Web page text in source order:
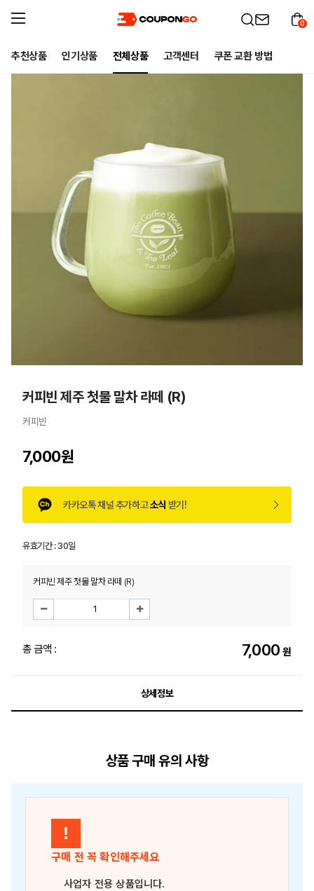
추천상품 인기상품 전체상품 고객센터 쿠폰 교환 방법
0
커피빈 제주 첫물 말차 라떼 (R)
커피빈
7,000원
카카오톡 채널 추가하고소식 받기!
유효기간 :30일
커피빈 제주 첫물 말차 라떼 (R)
총 금액 : 7,000 원
상세정보
상품 구매 유의 사항
!
구매 전 꼭 확인해주세요
사업자 전용 상품입니다.